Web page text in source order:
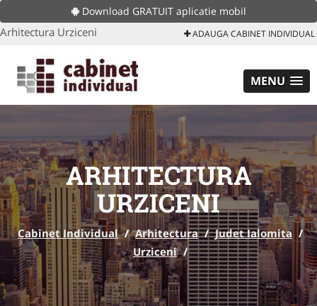
Download GRATUIT aplicatie mobil
Arhitectura Urziceni ADAUGA CABINET INDIVIDUAL
MENU
ARHITECTURA
URZICENI
Cabinet Individual / Arhitectura / Judet Ialomita /
Urziceni /